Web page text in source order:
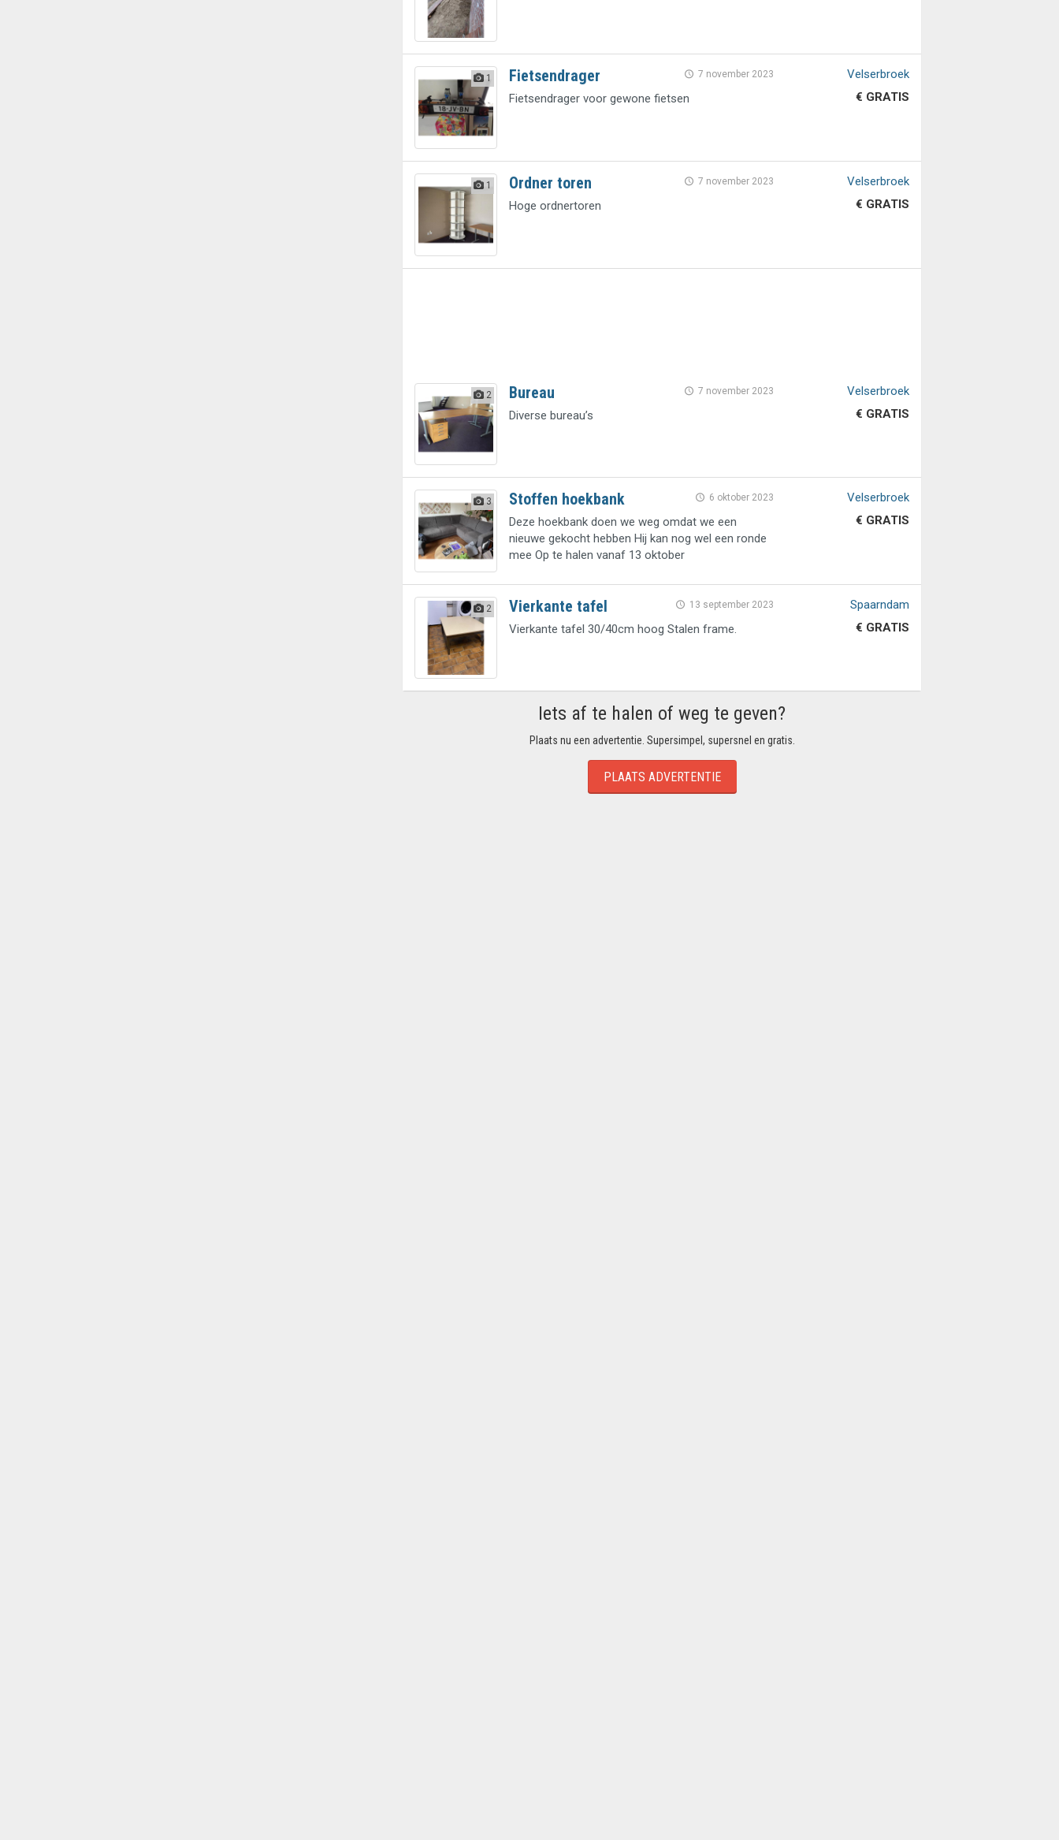
1 7 november 2023
Fietsendrager
Fietsendrager voor gewone fietsen
Velserbroek
€ GRATIS
1 7 november 2023
Ordner toren
Hoge ordnertoren
Velserbroek
€ GRATIS
2 7 november 2023
Bureau
Diverse bureau’s
Velserbroek
€ GRATIS
3 6 oktober 2023
Stoffen hoekbank
Deze hoekbank doen we weg omdat we een
nieuwe gekocht hebben Hij kan nog wel een ronde
mee Op te halen vanaf 13 oktober
Velserbroek
€ GRATIS
2 13 september 2023
Vierkante tafel
Vierkante tafel 30/40cm hoog Stalen frame.
Spaarndam
€ GRATIS
Iets af te halen of weg te geven?
Plaats nu een advertentie. Supersimpel, supersnel en gratis.
PLAATS ADVERTENTIE